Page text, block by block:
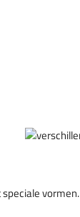
vormen.